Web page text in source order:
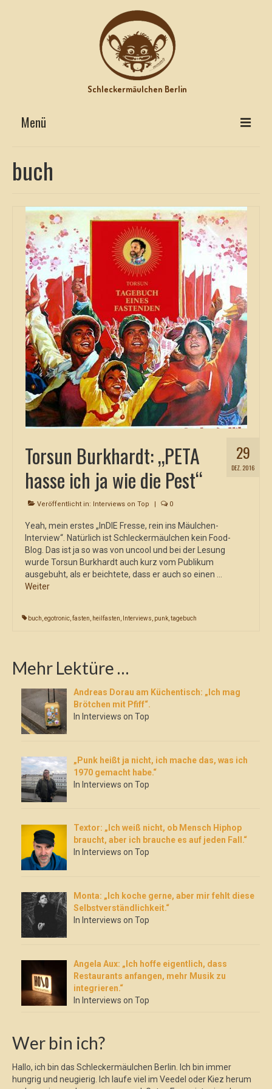
Schleckermäulchen Berlin
Menü
Lecker Urlaub
Star-Rezepte
Motz-Ecke
Hits mit Biss
buch
29
DEZ. 2016
Torsun Burkhardt: „PETA
hasse ich ja wie die Pest“
Veröffentlicht in: Interviews on Top | 0
Yeah, mein erstes „InDIE Fresse, rein ins Mäulchen-
Interview“. Natürlich ist Schleckermäulchen kein Food-
Blog. Das ist ja so was von uncool und bei der Lesung
wurde Torsun Burkhardt auch kurz vom Publikum
ausgebuht, als er beichtete, dass er auch so einen …
Weiter
buch egotronic fasten heilfasten Interviews punk tagebuch
Mehr Lektüre …
Andreas Dorau am Küchentisch: „Ich mag
Brötchen mit Pfiff“.
In Interviews on Top
„Punk heißt ja nicht, ich mache das, was ich
1970 gemacht habe.“
In Interviews on Top
Textor: „Ich weiß nicht, ob Mensch Hiphop
braucht, aber ich brauche es auf jeden Fall.“
In Interviews on Top
Monta: „Ich koche gerne, aber mir fehlt diese
Selbstverständlichkeit.“
In Interviews on Top
Angela Aux: „Ich hoffe eigentlich, dass
Restaurants anfangen, mehr Musik zu
integrieren.“
In Interviews on Top
Wer bin ich?
Hallo, ich bin das Schleckermäulchen Berlin. Ich bin immer
hungrig und neugierig. Ich laufe viel im Veedel oder Kiez herum